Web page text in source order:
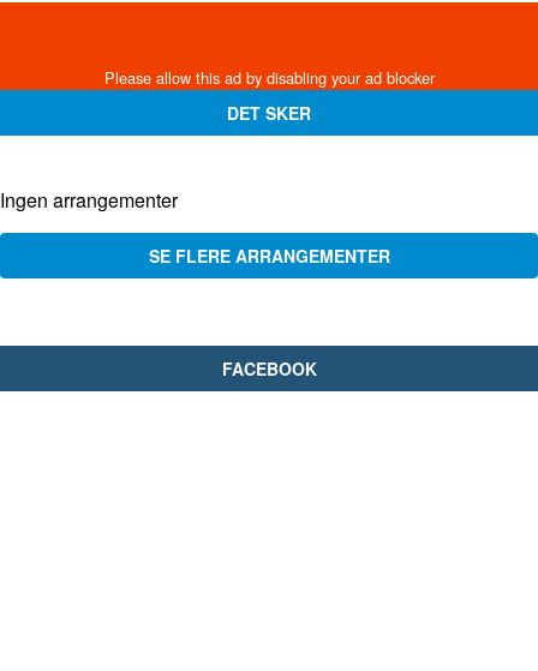
DET SKER
Ingen arrangementer
SE FLERE ARRANGEMENTER
FACEBOOK